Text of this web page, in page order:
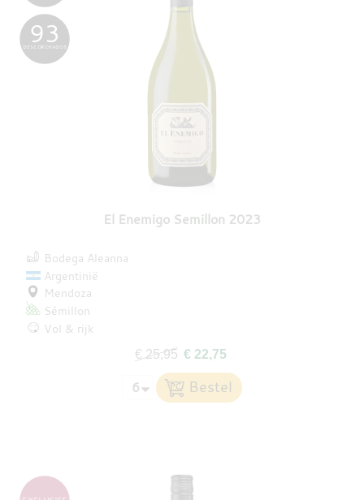
El Enemigo Semillon 2023
93
DESCORCHADOS
Bodega Aleanna
Argentinië
Mendoza
Sémillon
Vol & rijk
€ 25,95 € 22,75